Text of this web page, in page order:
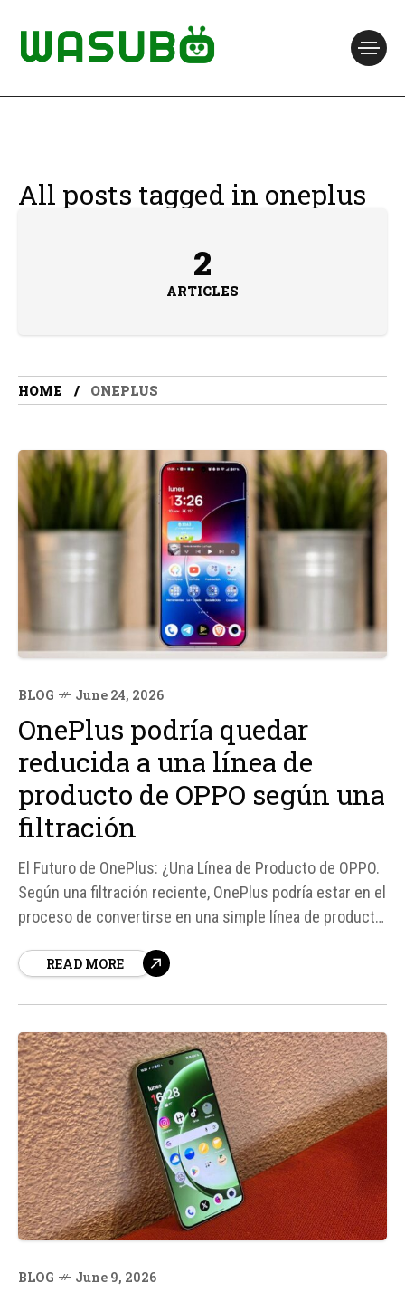
All posts tagged in oneplus
2
ARTICLES
HOME ONEPLUS
BLOG June 24, 2026
OnePlus podría quedar
reducida a una línea de
producto de OPPO según una
filtración
El Futuro de OnePlus: ¿Una Línea de Producto de OPPO.
Según una filtración reciente, OnePlus podría estar en el
proceso de convertirse en una simple línea de producto
como una entidad independiente. Esta noticia surge en
READ MORE
BLOG June 9, 2026